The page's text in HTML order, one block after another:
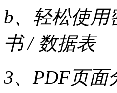
b、轻松使用
书 / 数据表
3、PDF页面